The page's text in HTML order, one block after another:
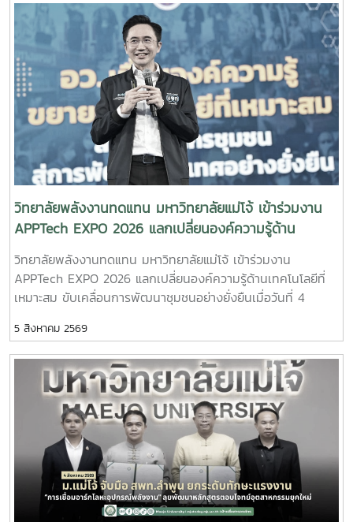
วิทยาลัยพลังงานทดแทน มหาวิทยาลัยแม่โจ้ เข้าร่วมงาน
APPTech EXPO 2026 แลกเปลี่ยนองค์ความรู้ด้าน
เทคโนโลยีที่เหมาะสม ขับเคลื่อนการพัฒนาชุมชนอย่าง
ยั่งยืน
วิทยาลัยพลังงานทดแทน มหาวิทยาลัยแม่โจ้ เข้าร่วมงาน
APPTech EXPO 2026 แลกเปลี่ยนองค์ความรู้ด้านเทคโนโลยีที่
เหมาะสม ขับเคลื่อนการพัฒนาชุมชนอย่างยั่งยืนเมื่อวันที่ 4
ช่วยศาสตราจารย์ ดร.ภคมน ปินตานา อาจารย์ประจำวิทยาลัย
พลังงานทดแทน มหาวิทยาลัยแม่โจ้ เข้าร่วมการประชุม APPTech
EXPO 2026 : พลังเทคโนโลยีที่เหมาะสม เพื่อการพัฒนาชุมชน
พื้นที่ “สร้างนวัตกรชุมชน ขับเคลื่อนเศรษฐกิจฐานรากอย่าง
ยั่งยืน” ณ โรงแรมเซ็นทารา แกรนด์ แอท เซ็นทรัลพลาซา
ลาดพร้าว กรุงเทพมหานครภายในงานมีการนำเสนอแนวคิดและ
แนวทางการขับเคลื่อน Appropriate Technology (AppTech)
เพื่อยกระดับเศรษฐกิจฐานราก โดยมุ่งเชื่อมโยงองค์ความรู้จาก
สถาบันการศึกษาสู่การใช้ประโยชน์ในชุมชน ผ่านการพัฒนา
เทคโนโลยีที่เหมาะสม การสร้างนวัตกรชุมชน และการพัฒนา
5 สิงหาคม 2569